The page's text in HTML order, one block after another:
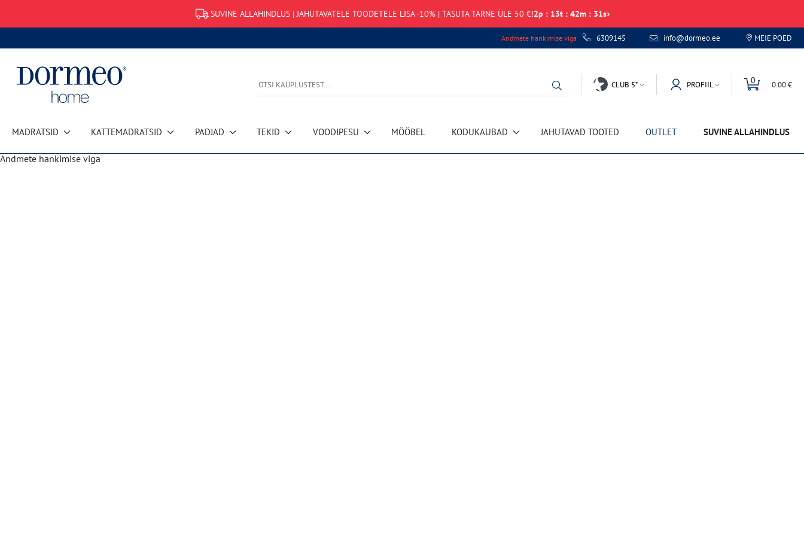
SUVINE ALLAHINDLUS | JAHUTAVATELE TOODETELE LISA -10% | TASUTA TARNE ÜLE 50 €!2p : 13t : 42m : 31s
Andmete hankimise viga 6309145 info@dormeo.ee MEIE POED
CLUB 5* PROFIIL 0 0.00 €
MADRATSID KATTEMADRATSID PADJAD TEKID VOODIPESU MÖÖBEL KODUKAUBAD JAHUTAVAD TOOTED OUTLET SUVINE ALLAHINDLUS
Andmete hankimise viga